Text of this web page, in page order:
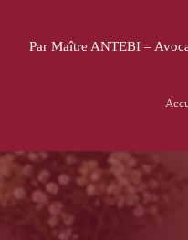
Par Maître ANTEBI –